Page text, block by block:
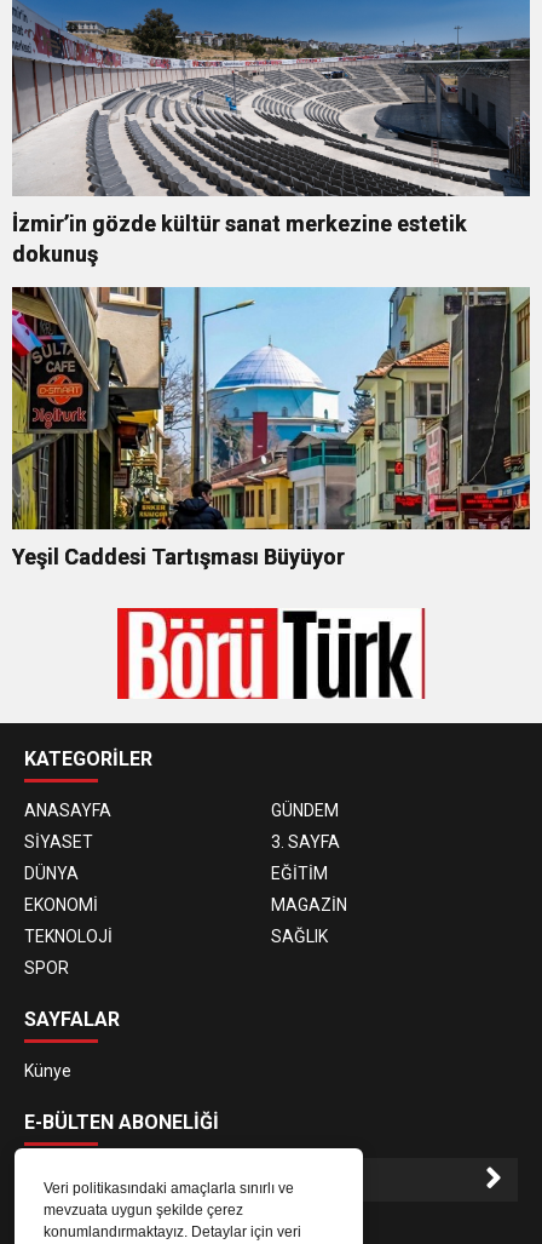
Veri politikasındaki amaçlarla sınırlı ve
mevzuata uygun şekilde çerez
konumlandırmaktayız. Detaylar için veri
İzmir’in gözde kültür sanat merkezine estetik
dokunuş
Yeşil Caddesi Tartışması Büyüyor
KATEGORİLER
ANASAYFA
GÜNDEM
SİYASET
3. SAYFA
DÜNYA
EĞİTİM
EKONOMİ
MAGAZİN
TEKNOLOJİ
SAĞLIK
SPOR
SAYFALAR
Künye
E-BÜLTEN ABONELİĞİ
E-Bülten aboneliği ile haberlere daha hızlı erişin.